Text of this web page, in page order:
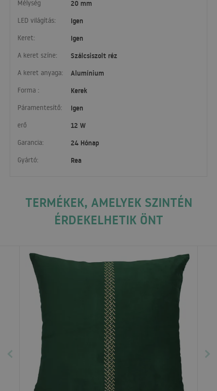
Mélység 20 mm
LED világítás: Igen
Keret: Igen
A keret színe: Szálcsiszolt réz
A keret anyaga: Alumínium
Forma : Kerek
Páramentesítő: Igen
erő 12 W
Garancia: 24 Hónap
Gyártó: Rea
TERMÉKEK, AMELYEK SZINTÉN
ÉRDEKELHETIK ÖNT